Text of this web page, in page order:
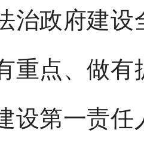
治政府建
重点、做
设第一责